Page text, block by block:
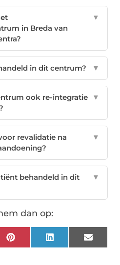
in Breda van
▼
in dit centrum? ▼
ook re-integratie
▼
revalidatie na
▼
behandeld in dit
▼
dan op:
Pinterest LinkedIn Email